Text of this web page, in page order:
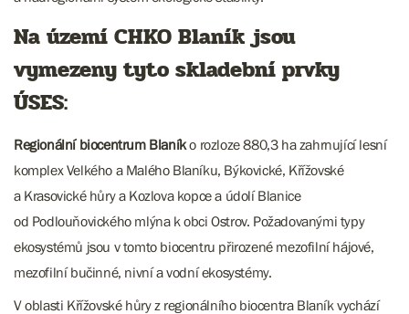
Na území CHKO Blaník jsou
vymezeny tyto skladební prvky
ÚSES:
Regionální biocentrum Blaníko rozloze 880,3 ha zahrnující lesní
komplex Velkého a Malého Blaníku, Býkovické, Křížovské
a Krasovické hůry a Kozlova kopce a údolí Blanice
od Podlouňovického mlýna k obci Ostrov. Požadovanými typy
ekosystémů jsou v tomto biocentru přirozené mezofilní hájové,
mezofilní bučinné, nivní a vodní ekosystémy.
V oblasti Křížovské hůry z regionálního biocentra Blaník vychází